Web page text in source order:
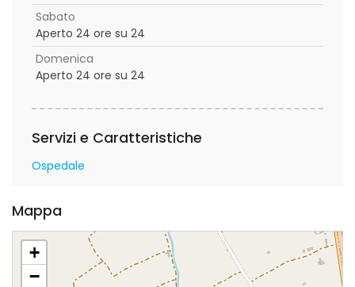
Sabato
Aperto 24 ore su 24
Domenica
Aperto 24 ore su 24
Servizi e Caratteristiche
Ospedale
Mappa
+
−